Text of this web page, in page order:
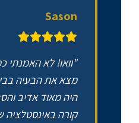
Sason
"וואו! לא האמנתי
מצא את הבעיה
היה מאוד אדיב
קורה באינסטלציה